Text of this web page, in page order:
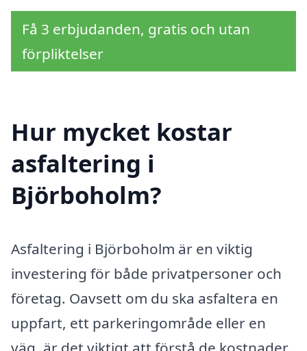
Få 3 erbjudanden, gratis och utan
förpliktelser
Hur mycket kostar
asfaltering i
Björboholm?
Asfaltering i Björboholm är en viktig
investering för både privatpersoner och
företag. Oavsett om du ska asfaltera en
uppfart, ett parkeringområde eller en